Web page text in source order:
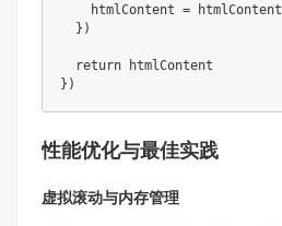
    htmlContent
= htmlContent
} )
return
} )
性能优化与最佳实践
虚拟滚动与内存管理